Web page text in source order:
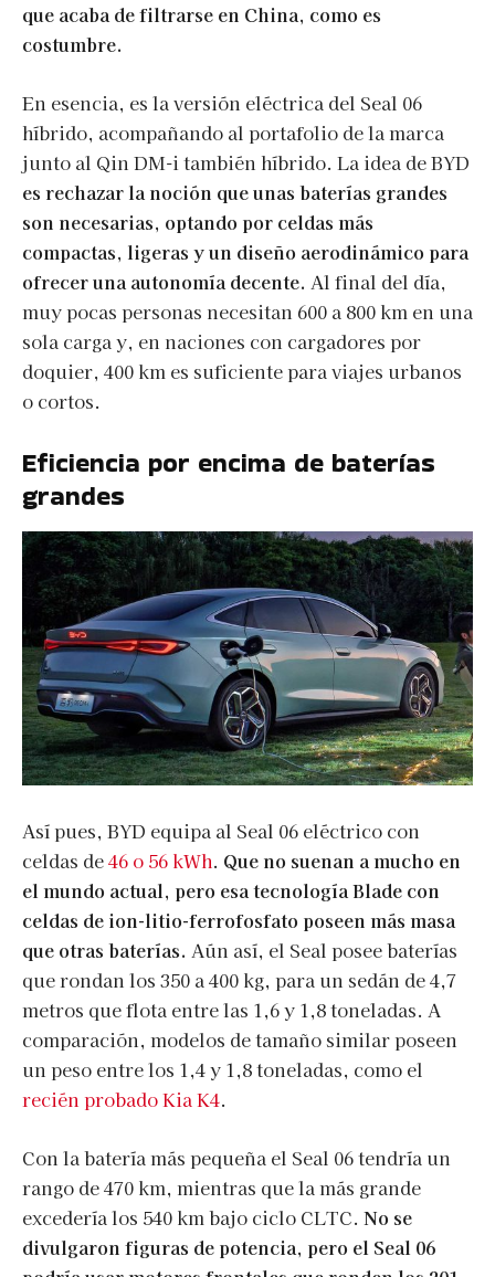
que acaba de filtrarse en China, como es
costumbre.
En esencia, es la versión eléctrica del Seal 06
híbrido, acompañando al portafolio de la marca
junto al Qin DM-i también híbrido. La idea de BYD
es rechazar la noción que unas baterías grandes
son necesarias, optando por celdas más
compactas, ligeras y un diseño aerodinámico para
ofrecer una autonomía decente. Al final del día,
muy pocas personas necesitan 600 a 800 km en una
sola carga y, en naciones con cargadores por
doquier, 400 km es suficiente para viajes urbanos
o cortos.
Eficiencia por encima de baterías
grandes
Así pues, BYD equipa al Seal 06 eléctrico con
celdas de46 o 56 kWh. Que no suenan a mucho en
el mundo actual, pero esa tecnología Blade con
celdas de ion-litio-ferrofosfato poseen más masa
que otras baterías. Aún así, el Seal posee baterías
que rondan los 350 a 400 kg, para un sedán de 4,7
metros que flota entre las 1,6 y 1,8 toneladas. A
comparación, modelos de tamaño similar poseen
un peso entre los 1,4 y 1,8 toneladas, como el
recién probado Kia K4.
Con la batería más pequeña el Seal 06 tendría un
rango de 470 km, mientras que la más grande
excedería los 540 km bajo ciclo CLTC. No se
divulgaron figuras de potencia, pero el Seal 06